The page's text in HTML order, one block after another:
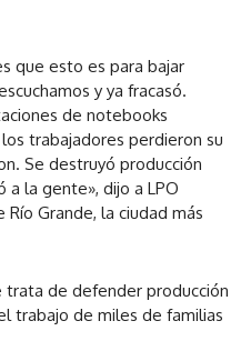
que esto es para bajar
y ya fracasó.
de notebooks
trabajadores perdieron su
Se destruyó producción
a la gente», dijo a LPO
Grande, la ciudad más
trata de defender producción
trabajo de miles de familias